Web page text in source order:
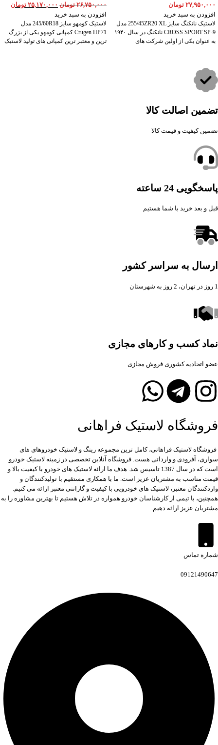
۲۷,۹۵۰,۰۰۰ تومان
افزودن به سبد خرید
لاستیک نانکنگ سایز 255/45ZR20 XL مدل
CROSS SPORT SP-9 نانکنگ در سال ۱۹۴۰
به عنوان یکی از اولین شرکت های
۲۶,۷۵۰,۰۰۰ تومان ۲۵,۱۷۰,۰۰۰ تومان
افزودن به سبد خرید
لاستیک کومهو سایز 245/60R18 مدل
Crugen HP71 کمپانی کومهو یکی از بزرگ
ترین و معتبر ترین کمپانی های تولید لاستیک
تضمین اصالت کالا
تضمین کیفیت و قیمت کالا
پاسخگویی 24 ساعته
قبل و بعد خرید با شما هستیم
ارسال به سراسر کشور
1 روز در تهران، 2 روز به شهرستان
نماد کسب و کارهای مجازی
عضو اتحادیه کشوری فروش مجازی
فروشگاه لاستیک فراهانی
فروشگاه لاستیک فراهانی، کامل ترین مجموعه رینگ و لاستیک خودروهای های
سواری، آفرودی و وارداتی هست. فروشگاه آنلاین تخصصی در زمینه لاستیک خودرو
است که در سال 1387 تاسیس شد. هدف ما ارائه لاستیک های خودرو با کیفیت بالا و
قیمت مناسب به مشتریان عزیز است. ما با همکاری مستقیم با تولیدکنندگان و
واردکنندگان معتبر، لاستیک های خودرویی با کیفیت و گارانتی معتبر ارائه می کنیم.
همچنین، با تیمی از کارشناسان خودرو همواره در تلاش هستیم تا بهترین مشاوره را به
مشتریان عزیز ارائه دهیم.
شماره تماس
09121490647